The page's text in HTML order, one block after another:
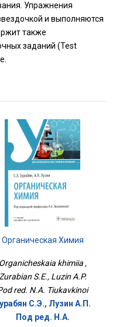
Упражнения
и выполняются
также
заданий (Test
Органическая Химия
Organicheskaia khimiia ,
Zurabian S.E., Luzin A.P.
red. N.A. Tiukavkinoi
С.Э., Лузин А.П.
Под ред. Н.А.